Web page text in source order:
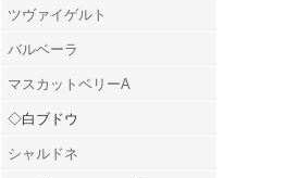
ツヴァイゲルト
バルベーラ
マスカットベリーA
◇白ブドウ
シャルドネ